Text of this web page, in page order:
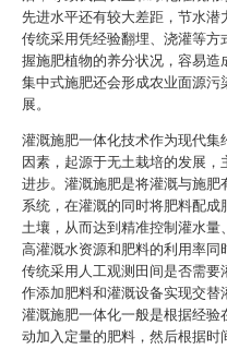
先进水平还有较大差距，节水潜
传统采用凭经验翻埋、浇灌等方
握施肥植物的养分状况，容易造
集中式施肥还会形成农业面源污
展。
灌溉施肥一体化技术作为现代集
因素，起源于无土栽培的发展，
进步。灌溉施肥是将灌溉与施肥
系统，在灌溉的同时将肥料配
土壤，从而达到精准控制灌水量
高灌溉水资源和肥料的利用率同
传统采用人工观测田间是否需要
作添加肥料和灌溉设备实现交替
灌溉施肥一体化一般是根据经验
动加入定量的肥料，然后根据时